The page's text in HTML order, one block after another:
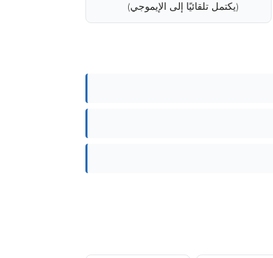
(يكتمل تلقائيًا إلى الإيموجي)